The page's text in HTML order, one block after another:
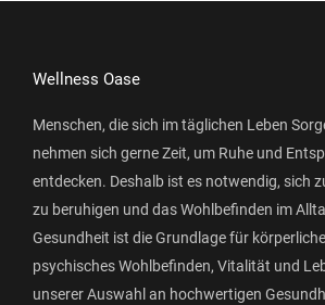
Wellness Oase
Menschen, die sich im täglichen Leben
nehmen sich gerne Zeit, um Ruhe und
entdecken. Deshalb ist es notwendig, sich
zu beruhigen und das Wohlbefinden im
Gesundheit ist die Grundlage für
psychisches Wohlbefinden, Vitalität und
unserer Auswahl an hochwertigen